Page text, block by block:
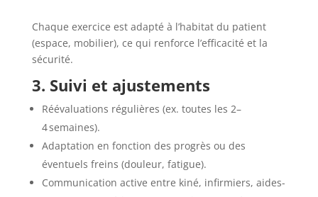
Chaque exercice est adapté à l’habitat du patient
(espace, mobilier), ce qui renforce l’efficacité et la
sécurité.
3. Suivi et ajustements
Réévaluations régulières (ex. toutes les 2–
4 semaines).
Adaptation en fonction des progrès ou des
éventuels freins (douleur, fatigue).
Communication active entre kiné, infirmiers, aides-